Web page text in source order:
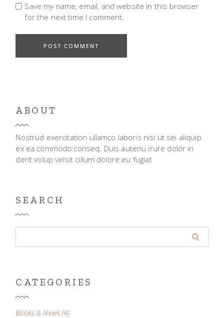
Save my name, email, and website in this browser
for the next time I comment.
POST COMMENT
ABOUT
Nostrud exercitation ullamco laboris nisi ut sei aliquip
ex ea commodo conseq. Duis autenu irure dolor in
derit volup velsit cillum dolore eu fugiat
SEARCH
CATEGORIES
Books & News(4)